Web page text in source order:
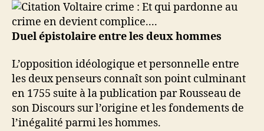
Duel épistolaire entre les deuxhommes
L’opposition idéologique et personnelle entre
les deux penseurs connaît son point culminant
en 1755 suite à la publication par Rousseau de
son Discours sur l’origine et les fondements de
l’inégalité parmi les hommes.